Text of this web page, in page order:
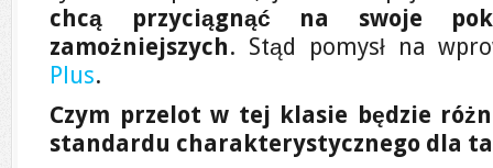
chcą przyciągnąć na swoje
zamożniejszych. Stąd pomysł na
Plus.
Czym przelot w tej klasie będzie
standardu charakterystycznego dla